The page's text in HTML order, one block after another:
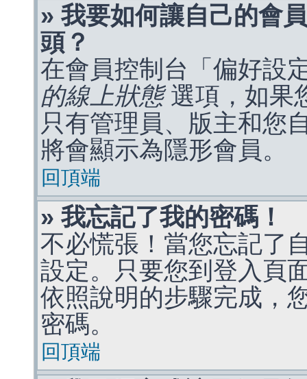
» 我要如何讓自己的會
頭？
在會員控制台「偏好設
的線上狀態選項，如果
只有管理員、版主和您
將會顯示為隱形會員。
回頂端
» 我忘記了我的密碼！
不必慌張！當您忘記了
設定。只要您到登入頁
依照說明的步驟完成，
密碼。
回頂端